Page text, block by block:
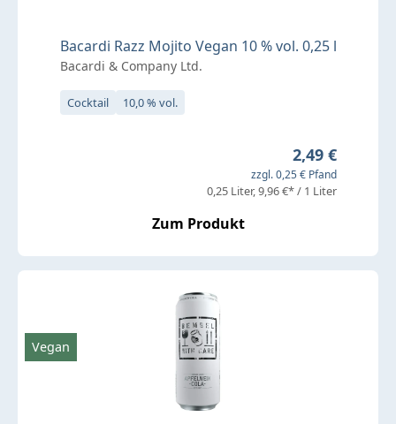
Bacardi Razz Mojito Vegan 10 % vol. 0,25 l
Bacardi & Company Ltd.
Cocktail 10,0 % vol.
Regulärer
2,49 €
zzgl. 0,25 € Pfand
0,25 Liter 9,96 €* / 1 Liter
Zum Produkt
Vegan